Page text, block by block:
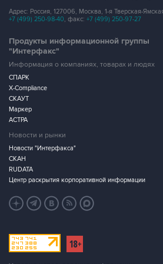
Адрес: Россия, 127006, Москва, 1-я Тверская-
+7 (499) 250-98-40, факс: +7 (499) 250-97-27
Продукты информационной группы
"Интерфакс"
Информация о компаниях, товарах и людях
СПАРК
X-Compliance
СКАУТ
Маркер
АСТРА
Новости и рынки
Новости "Интерфакса"
СКАН
RUDATA
Центр раскрытия корпоративной информации